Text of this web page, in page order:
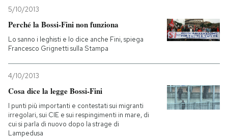
I MIEI PREFERITI
CALENDARIO
5/10/2013
Perché la Bossi-Fini non funziona
Lo sanno i leghisti e lo dice anche Fini, spiega
Francesco Grignetti sulla Stampa
4/10/2013
Cosa dice la legge Bossi-Fini
I punti più importanti e contestati sui migranti
irregolari, sui CIE e sui respingimenti in mare, di
cui si parla di nuovo dopo la strage di
Lampedusa